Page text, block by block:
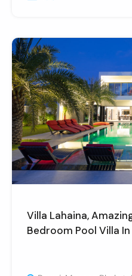
Villa Lahaina,
Bedroom Pool Villa In